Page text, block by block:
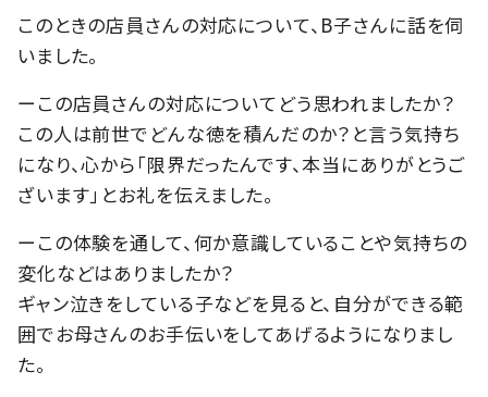
このときの店員さんの対応について、B子さんに話を伺
いました。
ーこの店員さんの対応についてどう思われましたか？
この人は前世でどんな徳を積んだのか？と言う気持ち
になり、心から「限界だったんです、本当にありがとうご
ざいます」とお礼を伝えました。
ーこの体験を通して、何か意識していることや気持ちの
変化などはありましたか？
ギャン泣きをしている子などを見ると、自分ができる範
囲でお母さんのお手伝いをしてあげるようになりまし
た。